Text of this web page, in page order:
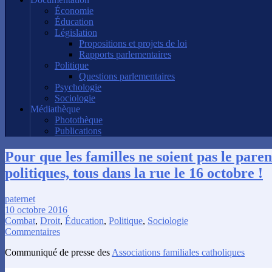
Économie
Éducation
Législation
Propositions et projets de loi
Rapports parlementaires
Politique
Questions parlementaires
Psychologie
Sociologie
Médiathèque
Photothèque
Publications
Pour que les familles ne soient pas le
politiques, tous dans la rue le 16 octobre !
paternet
10 octobre 2016
Combat, Droit, Éducation, Politique, Sociologie
Commentaires
Communiqué de presse des Associations familiales catholiques